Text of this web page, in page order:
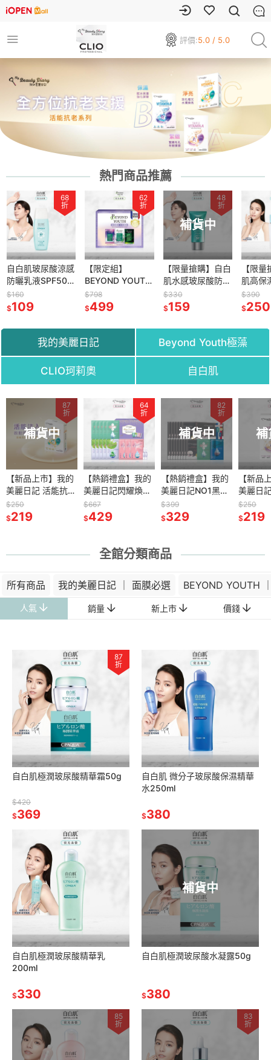
評價:5.0 / 5.0
熱門商品推薦
68
折
自白肌玻尿酸涼感
防曬乳液SPF50+
PA+++
$160
$109
62
折
【限定組】
BEYOND YOUTH
極藻臻藏得獎禮盒
11入 (效期：
$798
$499
補貨中
48
折
【限量搶購】自白
肌水感玻尿酸防曬
凝露 SPF50+
PA++++ 50g (效
$330
$159
【限
肌高保
隔離乳
2027/
$390
$250
我的美麗日記 Beyond Youth極藻
CLIO珂莉奧 自白肌
補貨中
87
折
【新品上市】我的
美麗日記 活能抗老
淨亮面膜5入
$250
$219
64
折
【熱銷禮盒】我的
美麗日記閃耀煥新
超能禮盒組(共13
片面膜+2支安瓶)
$667
$429
補貨中
82
折
【熱銷禮盒】我的
美麗日記NO1黑珍
珠保濕煥白禮盒16
入 (效期：
$399
$329
補
【新品
美麗日
緊緻面
$250
$219
YOUTH
獎禮盒
：
補貨中
【新品上市】
【BEYOND
YOUTH】 PRO超
能舒緩精華面膜4
補貨中
BEYOND YOUTH
全能賦活青春潔顏
BEYOND YOUTH
青春璀璨得獎禮盒
補
CLIO
黑防水
超激細
#02)
$380
$342
全館分類商品
所有商品 我的美麗日記 ｜ 面膜必選 BEYOND YOUTH
人氣 銷量 新上市 價錢
87
折
自白肌極潤玻尿酸精華霜50g
$420
$369
自白肌 微分子玻尿酸保濕精華
水250ml
$380
自白肌極潤玻尿酸精華乳
200ml
$330
補貨中
自白肌極潤玻尿酸水凝露50g
$380
85
折
83
折